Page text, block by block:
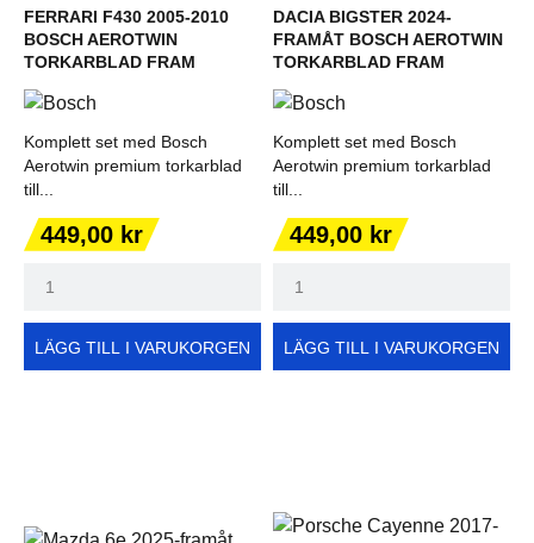
FERRARI F430 2005-2010
BOSCH AEROTWIN
TORKARBLAD FRAM
Komplett set med Bosch
Aerotwin premium torkarblad
till...
Pris
449,00 kr
LÄGG TILL I VARUKORGEN
DACIA BIGSTER 2024-
FRAMÅT BOSCH AEROTWIN
TORKARBLAD FRAM
Komplett set med Bosch
Aerotwin premium torkarblad
till...
Pris
449,00 kr
LÄGG TILL I VARUKORGEN